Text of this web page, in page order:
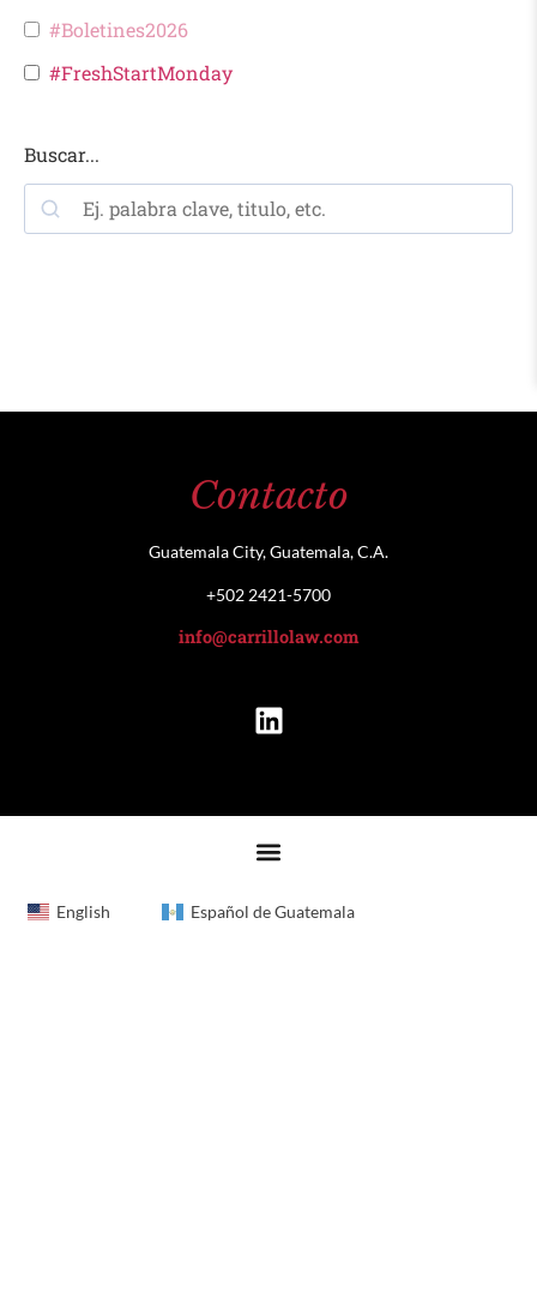
#Boletines2026
#FreshStartMonday
Buscar...
Contacto
Guatemala City, Guatemala, C.A.
+502 2421-5700
info@carrillolaw.com
English Español de Guatemala